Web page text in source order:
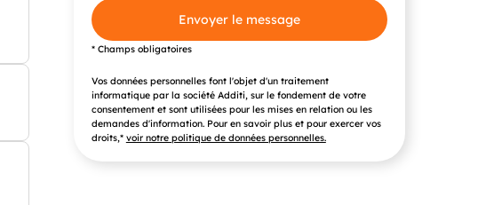
Envoyer le message
* Champs obligatoires
Vos données personnelles font l'objet d'un traitement
informatique par la société Additi, sur le fondement de votre
consentement et sont utilisées pour les mises en relation ou les
demandes d'information. Pour en savoir plus et pour exercer vos
droits,* voir notre politique de données personnelles.